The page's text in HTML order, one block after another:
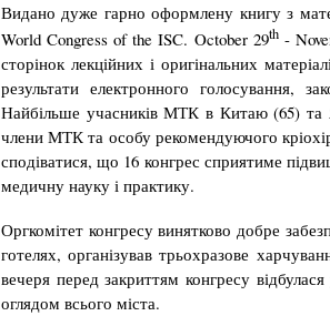
Видано дуже гарно оформлену книгу з
World Congress of the ISC. October 29th-
сторінок лекційних і оригінальних
результати електронного голосування,
Найбільше учасників МТК в Китаю (65) та
члени МТК та особу рекомендуючого
сподіватися, що 16 конгрес сприятиме
медичну науку і практику.
Оргкомітет конгресу винятково добре
готелях, організував трьохразове
вечеря перед закриттям конгресу
оглядом всього міста.